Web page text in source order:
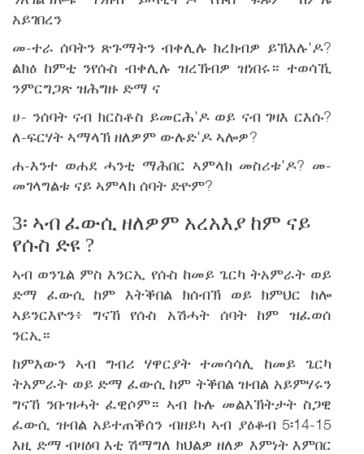
አይገበረን
መ-ተራ ሰባትን ጽጉማትን ብቀሊሉ ክረክብዎ ይኽእሉ'ዶ?
ልክዕ ከምቲ ንየሱስ ብቀሊሉ ዝረኽብዎ ዝነበሩ። ተወሳኺ
ንምርግጋጽ ዝሕግዙ ድማ ና
ሀ- ንሰባት ናብ ክርስቶስ ይመርሕ'ዶ ወይ ናብ ገዛእ ርእሱ?
ለ-ፍርሃት ኣማላኽ ዘለዎም ውሉድ'ዶ ኣሎዎ?
ሐ-እንተ ወሐደ ሓንቲ ማሕበር ኣምላክ መስሪቱ'ዶ? መ-
መገላግልቱ ናይ ኣምላክ ሰባት ድዮም?
3፡ ኣብ ፈውሲ ዘለዎም አረአእያ ከም ናይ
የሱስ ድዩ ?
ኣብ ወንጌል ምስ እንርኢ የሱስ ከመይ ጌርካ ትአምራት ወይ
ድማ ፈውሲ ከም እትቕበል ክሰብኽ ወይ ክምህር ከሎ
ኣይንርእዮን፥ ግናኸ የሱስ አሽሓት ሰባት ከም ዝፈወሰ
ንርኢ።
ከምእውን ኣብ ግብሪ ሃዋርያት ተመሳሳሊ ከመይ ጌርካ
ትአምራት ወይ ድማ ፈውሲ ከም ትቕበል ዝብል አይምሃሩን
ግናኸ ንቡዝሓት ፈዊሶም። ኣብ ኩሉ መልእኽትታት ስጋዊ
ፈውሲ ዝብል አይተጠቕሰን ብዘይካ ኣብ ያዕቆብ 5፡14-15
እዚ ድማ ብዛዕባ እቲ ሽማግለ ክህልዎ ዘለዎ እምነት እምበር